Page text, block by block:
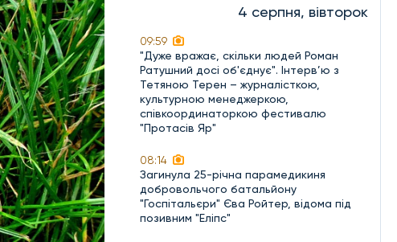
4 серпня, вівторок
09:59
"Дуже вражає, скільки людей Роман
Ратушний досі об'єднує". Інтерв’ю з
Тетяною Терен – журналісткою,
культурною менеджеркою,
співкоординаторкою фестивалю
"Протасів Яр"
08:14
Загинула 25-річна парамедикиня
добровольчого батальйону
"Госпітальєри" Єва Ройтер, відома під
позивним "Еліпс"